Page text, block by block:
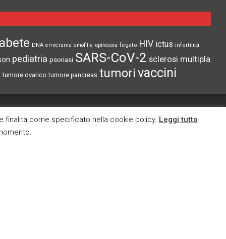
DNA emicrania emofilia epilessia fegato HIV ictus infertilità
pediatria psoriasi SARS-CoV-2 sclerosi multipla
tumore ovarico tumore pancreas tumorivaccini
CI TROVI ANCHE SU
finalità come specificato nella cookie policy. Leggi tutto